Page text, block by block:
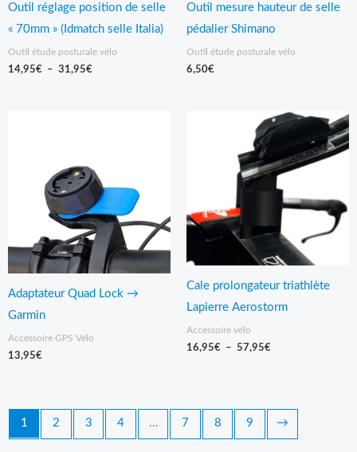
Outil réglage position de selle
« 70mm » (Idmatch selle Italia)
Outil étude posturale vélo
14,95€ – 31,95€
Outil mesure hauteur de selle
pédalier Shimano
Outil étude posturale vélo
6,50€
Adaptateur Quad Lock →
Garmin
Accessoire GPS Vélo
13,95€
Cale prolongateur triathlète
Lapierre Aerostorm
Accessoire vélo
16,95€ – 57,95€
Plage
de
16,95€
à
57,95€
1 2 3 4 … 7 8 9 →